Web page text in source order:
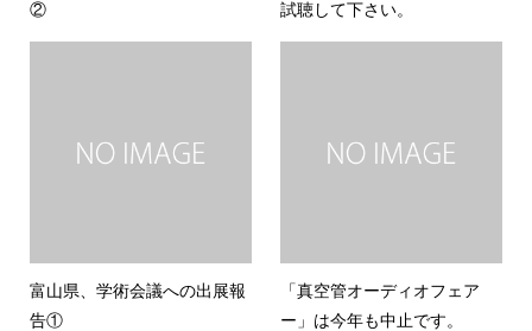
② 試聴して下さい。
富山県、学術会議への出展報
告①
「真空管オーディオフェア
ー」は今年も中止です。